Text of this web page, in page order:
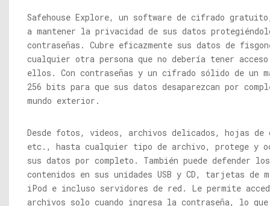
Safehouse Explore, un software de cifrado
a mantener la privacidad de sus datos
contraseñas. Cubre eficazmente sus datos de
cualquier otra persona que no debería tener
ellos. Con contraseñas y un cifrado sólido de un
256 bits para que sus datos desaparezcan por
mundo exterior.
Desde fotos, videos, archivos delicados, hojas de
etc., hasta cualquier tipo de archivo, protege y
sus datos por completo. También puede defender
contenidos en sus unidades USB y CD, tarjetas de
iPod e incluso servidores de red. Le permite
archivos solo cuando ingresa la contraseña, lo que